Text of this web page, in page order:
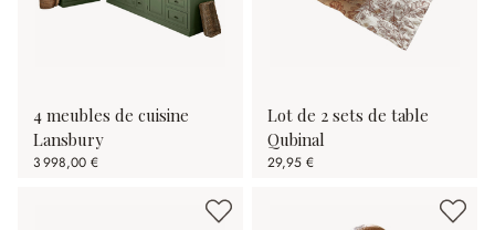
4 meubles de cuisine
Lansbury
3 998,00 €
Lot de 2 sets de table
Qubinal
29,95 €